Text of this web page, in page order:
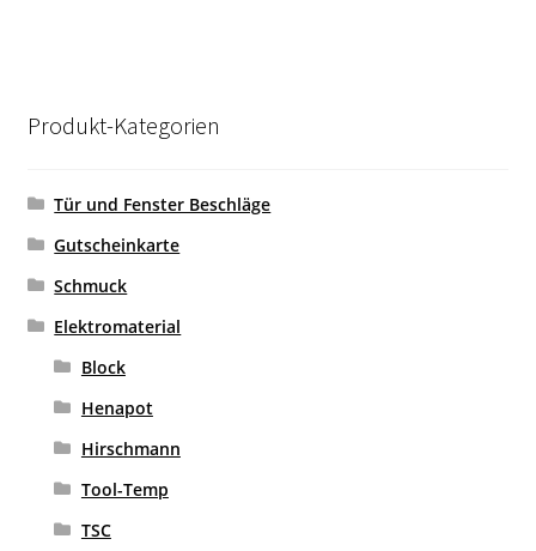
Produkt-Kategorien
Tür und Fenster Beschläge
Gutscheinkarte
Schmuck
Elektromaterial
Block
Henapot
Hirschmann
Tool-Temp
TSC